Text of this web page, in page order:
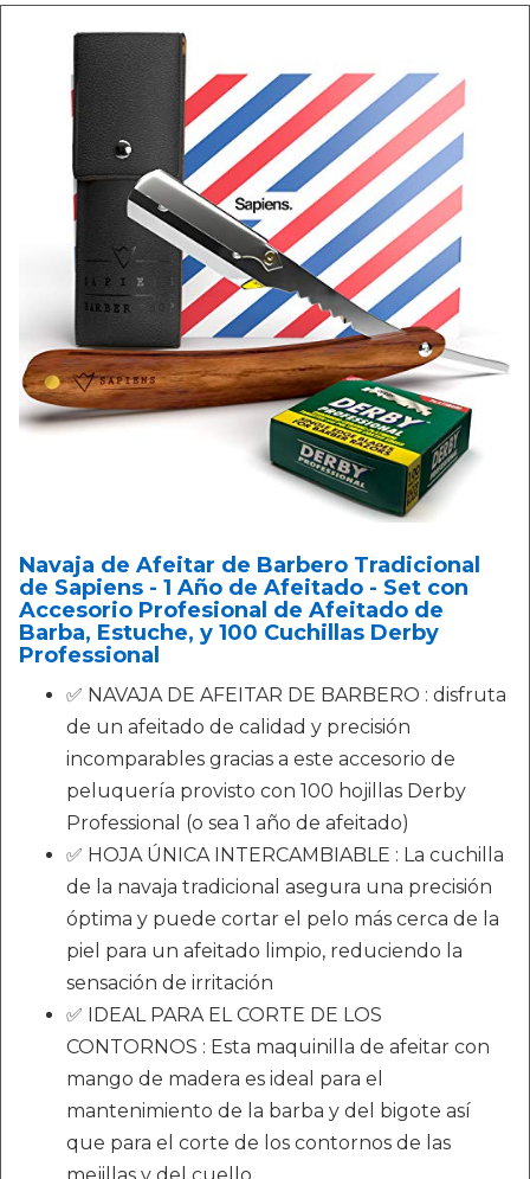
Navaja de Afeitar de Barbero Tradicional
de Sapiens - 1 Año de Afeitado - Set con
Accesorio Profesional de Afeitado de
Barba, Estuche, y 100 Cuchillas Derby
Professional
✅ NAVAJA DE AFEITAR DE BARBERO : disfruta
de un afeitado de calidad y precisión
incomparables gracias a este accesorio de
peluquería provisto con 100 hojillas Derby
Professional (o sea 1 año de afeitado)
✅ HOJA ÚNICA INTERCAMBIABLE : La cuchilla
de la navaja tradicional asegura una precisión
óptima y puede cortar el pelo más cerca de la
piel para un afeitado limpio, reduciendo la
sensación de irritación
✅ IDEAL PARA EL CORTE DE LOS
CONTORNOS : Esta maquinilla de afeitar con
mango de madera es ideal para el
mantenimiento de la barba y del bigote así
que para el corte de los contornos de las